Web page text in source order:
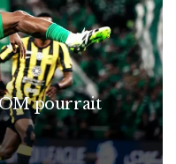
pourrait